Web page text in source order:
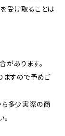
受け取ることは
があります。
ますので予めご
ら多少実際の商